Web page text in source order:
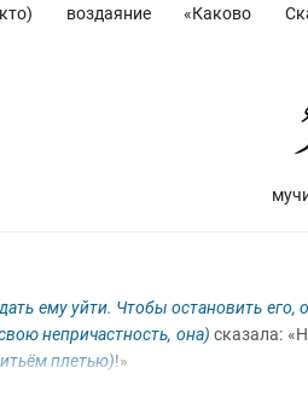
«Каково
воздаяние
ему уйти. Чтобы остановить его,
непричастность, она) сказала:
плетью)!»